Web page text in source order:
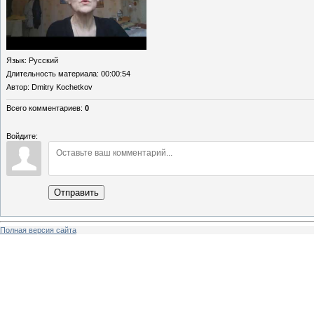
Язык: Русский
Длительность материала: 00:00:54
Автор: Dmitry Kochetkov
Всего комментариев: 0
Войдите:
Отправить
Полная версия сайта